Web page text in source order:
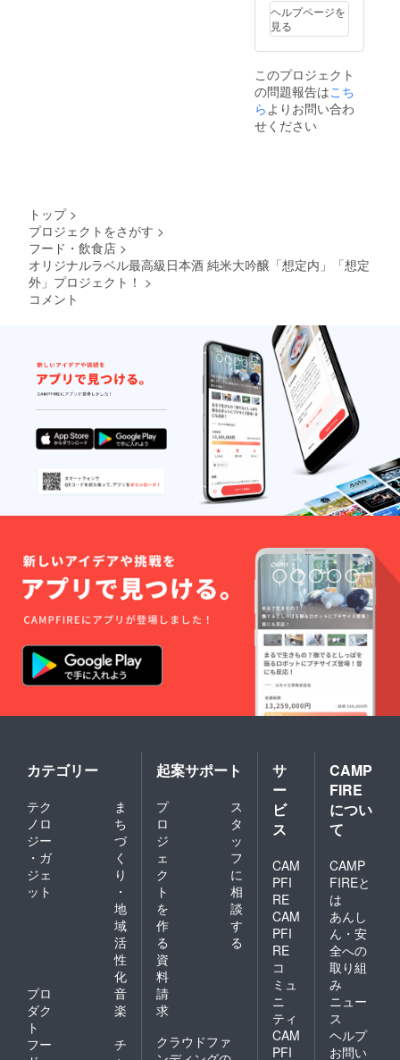
1脚セッ
ト ・グ
ラス追
加購入
料・税
込み
8,000
円/1
※グラス
る可能
性があ
りま
す。 ・
「想定
内」
「想定
外」
Webサ
イトに
て店舗
名が
「ホリ
エモン
想定外
が飲め
るお
店」と
して掲
載され
る権利
掲
載・認
定期間
年2月〜
※店舗
実体が
ない、
反社会
勢力に
関係し
ている
が発覚
した際
は、正
規取扱
店とし
て認め
ない場
合があ
す。
※想定
内・想
定外は
オリジ
ヘルプページを
見る
このプロジェクト
の問題報告はこち
らよりお問い合わ
せください
トップ >
プロジェクトをさがす >
フード・飲食店 >
オリジナルラベル最高級日本酒 純米大吟醸「想定内」「想定
外」プロジェクト！ >
コメント
カテゴリー
テク
ノロ
ジー
・ガ
ジェ
ット
ま
ち
づ
く
り
・
地
域
活
性
化
プロ
ダク
ト
音
楽
フー
チ
起案サポート
プ
ロ
ジ
ェ
ク
ト
を
作
る
ス
タ
ッ
フ
に
相
談
す
る
資
料
請
求
クラウドファ
サ
ー
ビ
ス
CAM
PFI
RE
CAM
PFI
RE
コ
ミュ
ニ
ティ
CAM
PFI
CAMP
FIRE
につい
て
CAMP
FIREと
は
あんし
ん・安
全への
取り組
み
ニュー
ス
ヘルプ
お問い